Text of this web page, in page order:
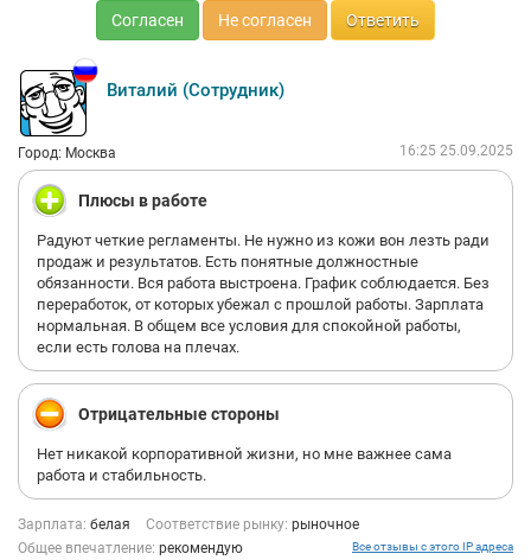
Согласен Не согласен Ответить
Виталий (Сотрудник)
Город: Москва 16:25 25.09.2025
Плюсы в работе
Радуют четкие регламенты. Не нужно из кожи вон лезть ради
продаж и результатов. Есть понятные должностные
обязанности. Вся работа выстроена. График соблюдается. Без
переработок, от которых убежал с прошлой работы. Зарплата
нормальная. В общем все условия для спокойной работы,
если есть голова на плечах.
Отрицательные стороны
Нет никакой корпоративной жизни, но мне важнее сама
работа и стабильность.
Зарплата: белая Соответствие рынку: рыночное
Общее впечатление: рекомендую Все отзывы с этого IP адреса